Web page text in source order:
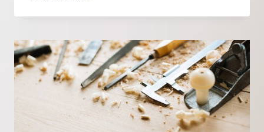
VOLETS
PAR
DES
VOLETS
ROULANTS
MODERNES